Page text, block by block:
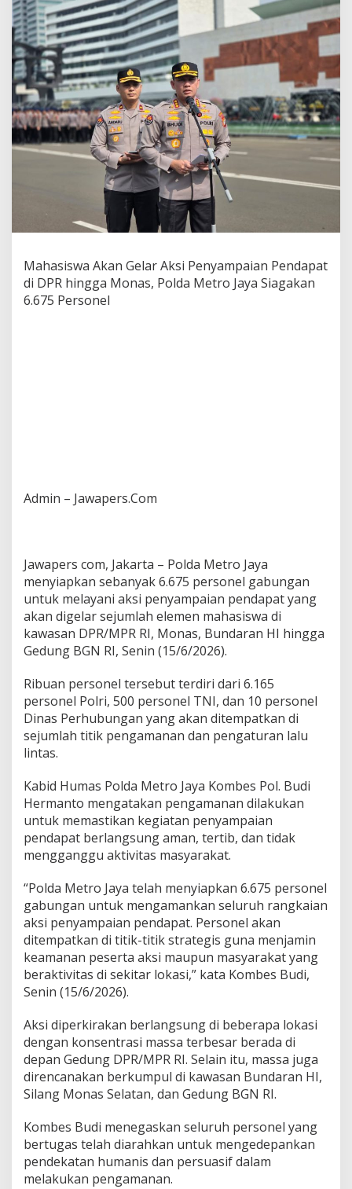
n
G
e
l
a
r
A
k
s
i
P
e
n
y
p
i
a
i
a
M
o
n
a
s
,
P
l
d
a
M
o
J
a
a
S
a
g
a
k
a
n
6
.
6
5
P
e
r
s
o
e
Mahasiswa Akan Gelar Aksi Penyampaian Pendapat
di DPR hingga Monas, Polda Metro Jaya Siagakan
6.675 Personel
Admin – Jawapers.Com
Jawapers com, Jakarta – Polda Metro Jaya
menyiapkan sebanyak 6.675 personel gabungan
untuk melayani aksi penyampaian pendapat yang
akan digelar sejumlah elemen mahasiswa di
kawasan DPR/MPR RI, Monas, Bundaran HI hingga
Gedung BGN RI, Senin (15/6/2026).
Ribuan personel tersebut terdiri dari 6.165
personel Polri, 500 personel TNI, dan 10 personel
Dinas Perhubungan yang akan ditempatkan di
sejumlah titik pengamanan dan pengaturan lalu
lintas.
Kabid Humas Polda Metro Jaya Kombes Pol. Budi
Hermanto mengatakan pengamanan dilakukan
untuk memastikan kegiatan penyampaian
pendapat berlangsung aman, tertib, dan tidak
mengganggu aktivitas masyarakat.
“Polda Metro Jaya telah menyiapkan 6.675 personel
gabungan untuk mengamankan seluruh rangkaian
aksi penyampaian pendapat. Personel akan
ditempatkan di titik-titik strategis guna menjamin
keamanan peserta aksi maupun masyarakat yang
beraktivitas di sekitar lokasi,” kata Kombes Budi,
Senin (15/6/2026).
Aksi diperkirakan berlangsung di beberapa lokasi
dengan konsentrasi massa terbesar berada di
depan Gedung DPR/MPR RI. Selain itu, massa juga
direncanakan berkumpul di kawasan Bundaran HI,
Silang Monas Selatan, dan Gedung BGN RI.
Kombes Budi menegaskan seluruh personel yang
bertugas telah diarahkan untuk mengedepankan
pendekatan humanis dan persuasif dalam
melakukan pengamanan.